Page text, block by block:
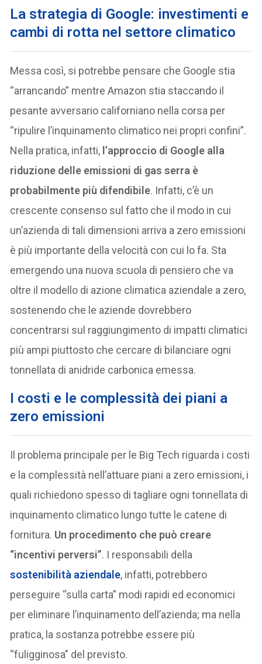
La strategia di Google: investimenti e
cambi di rotta nel settore climatico
Messa così, si potrebbe pensare che Google stia
“arrancando” mentre Amazon stia staccando il
pesante avversario californiano nella corsa per
“ripulire l’inquinamento climatico nei propri confini”.
Nella pratica, infatti, l’approccio di Google alla
riduzione delle emissioni di gas serra è
probabilmente più difendibile. Infatti, c’è un
crescente consenso sul fatto che il modo in cui
un’azienda di tali dimensioni arriva a zero emissioni
è più importante della velocità con cui lo fa. Sta
emergendo una nuova scuola di pensiero che va
oltre il modello di azione climatica aziendale a zero,
sostenendo che le aziende dovrebbero
concentrarsi sul raggiungimento di impatti climatici
più ampi piuttosto che cercare di bilanciare ogni
tonnellata di anidride carbonica emessa.
I costi e le complessità dei piani a
zero emissioni
Il problema principale per le Big Tech riguarda i costi
e la complessità nell’attuare piani a zero emissioni, i
quali richiedono spesso di tagliare ogni tonnellata di
inquinamento climatico lungo tutte le catene di
fornitura. Un procedimento che può creare
“incentivi perversi”. I responsabili della
sostenibilità aziendale, infatti, potrebbero
perseguire “sulla carta” modi rapidi ed economici
per eliminare l’inquinamento dell’azienda; ma nella
pratica, la sostanza potrebbe essere più
“fuligginosa” del previsto.